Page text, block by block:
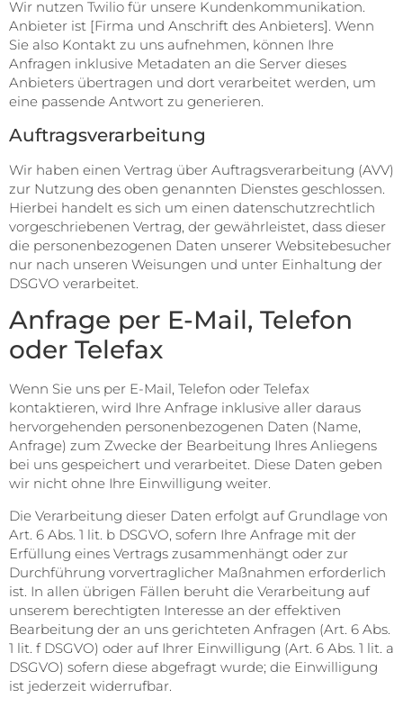
Wir nutzen Twilio für unsere Kundenkommunikation.
Anbieter ist [Firma und Anschrift des Anbieters]. Wenn
Sie also Kontakt zu uns aufnehmen, können Ihre
Anfragen inklusive Metadaten an die Server dieses
Anbieters übertragen und dort verarbeitet werden, um
eine passende Antwort zu generieren.
Auftragsverarbeitung
Wir haben einen Vertrag über Auftragsverarbeitung (AVV)
zur Nutzung des oben genannten Dienstes geschlossen.
Hierbei handelt es sich um einen datenschutzrechtlich
vorgeschriebenen Vertrag, der gewährleistet, dass dieser
die personenbezogenen Daten unserer Websitebesucher
nur nach unseren Weisungen und unter Einhaltung der
DSGVO verarbeitet.
Anfrage per E-Mail, Telefon
oder Telefax
Wenn Sie uns per E-Mail, Telefon oder Telefax
kontaktieren, wird Ihre Anfrage inklusive aller daraus
hervorgehenden personenbezogenen Daten (Name,
Anfrage) zum Zwecke der Bearbeitung Ihres Anliegens
bei uns gespeichert und verarbeitet. Diese Daten geben
wir nicht ohne Ihre Einwilligung weiter.
Die Verarbeitung dieser Daten erfolgt auf Grundlage von
Art. 6 Abs. 1 lit. b DSGVO, sofern Ihre Anfrage mit der
Erfüllung eines Vertrags zusammenhängt oder zur
Durchführung vorvertraglicher Maßnahmen erforderlich
ist. In allen übrigen Fällen beruht die Verarbeitung auf
unserem berechtigten Interesse an der effektiven
Bearbeitung der an uns gerichteten Anfragen (Art. 6 Abs.
1 lit. f DSGVO) oder auf Ihrer Einwilligung (Art. 6 Abs. 1 lit. a
DSGVO) sofern diese abgefragt wurde; die Einwilligung
ist jederzeit widerrufbar.